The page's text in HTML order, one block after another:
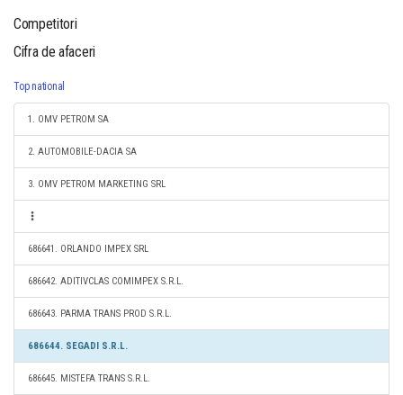
Competitori
Cifra de afaceri
Top national
1. OMV PETROM SA
2. AUTOMOBILE-DACIA SA
3. OMV PETROM MARKETING SRL
686641. ORLANDO IMPEX SRL
686642. ADITIVCLAS COMIMPEX S.R.L.
686643. PARMA TRANS PROD S.R.L.
686644. SEGADI S.R.L.
686645. MISTEFA TRANS S.R.L.